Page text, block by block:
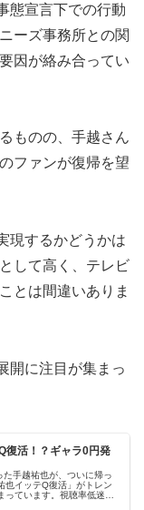
態宣言下での行動
ーズ事務所との関
因が絡み合ってい
ものの、手越さん
ファンが復帰を望
現するかどうかは
して高く、テレビ
とは間違いありま
開に注目が集まっ
復活！？ギャラ0円発
た手越祐也が、ついに帰っ
也イッテQ復活」がトレン
っています。視聴率低迷に